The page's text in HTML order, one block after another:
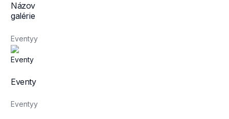
Názov
galérie
Eventyy
Eventy
Eventyy